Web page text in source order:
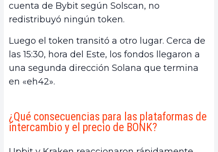
cuenta de Bybit según Solscan, no
redistribuyó ningún token.
Luego el token transitó a otro lugar. Cerca de
las 15:30, hora del Este, los fondos llegaron a
una segunda dirección Solana que termina
en «eh42».
¿Qué consecuencias para las plataformas de
intercambio y el precio de BONK?